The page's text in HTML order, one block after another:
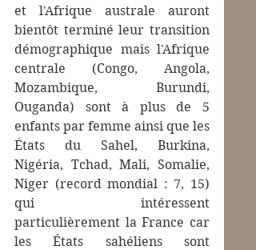
et l'Afrique australe auront
bientôt terminé leur transition
démographique mais l'Afrique
centrale (Congo, Angola,
Mozambique, Burundi,
Ouganda) sont à plus de 5
enfants par femme ainsi que les
États du Sahel, Burkina,
Nigéria, Tchad, Mali, Somalie,
Niger (record mondial : 7, 15)
qui intéressent
particulièrement la France car
les États sahéliens sont